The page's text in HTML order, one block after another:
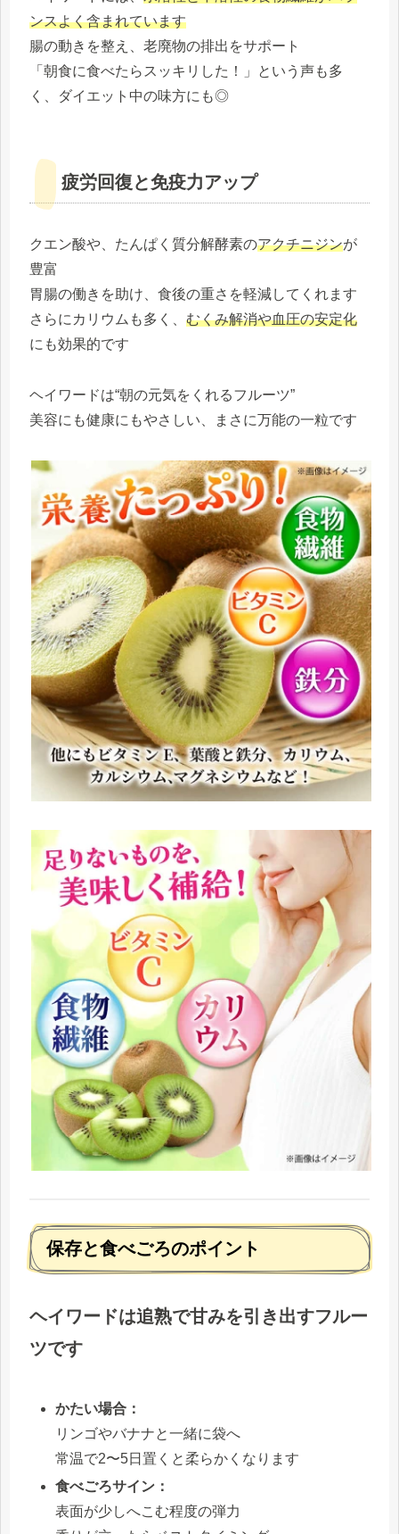
ンスよく含まれています
腸の動きを整え、老廃物の排出をサポート
「朝食に食べたらスッキリした！」という声も多
く、ダイエット中の味方にも◎
疲労回復と免疫力アップ
クエン酸や、たんぱく質分解酵素のアクチニジンが
豊富
胃腸の働きを助け、食後の重さを軽減してくれます
さらにカリウムも多く、 むくみ解消や血圧の安定化
にも効果的です
ヘイワードは“朝の元気をくれるフルーツ”
美容にも健康にもやさしい、まさに万能の一粒です
保存と食べごろのポイント
ヘイワードは追熟で甘みを引き出すフルー
ツです
かたい場合：
リンゴやバナナと一緒に袋へ
常温で2〜5日置くと柔らかくなります
食べごろサイン：
表面が少しへこむ程度の弾力